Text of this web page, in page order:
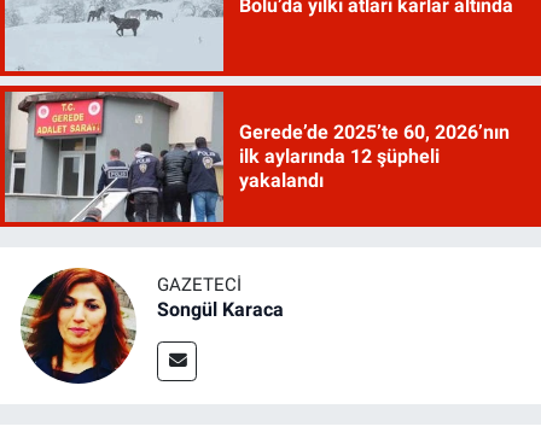
Bolu’da yılkı atları karlar altında
Gerede’de 2025’te 60, 2026’nın
ilk aylarında 12 şüpheli
yakalandı
GAZETECI
Songül Karaca